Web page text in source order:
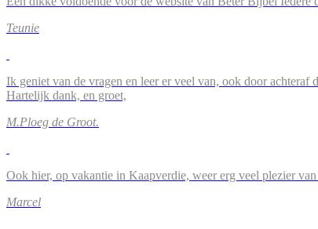
Teunie
Ik geniet van de vragen en leer er veel van, ook door achteraf
Hartelijk dank, en groet,
M.Ploeg de Groot.
Ook hier, op vakantie in Kaapverdie, weer erg veel plezier
Marcel